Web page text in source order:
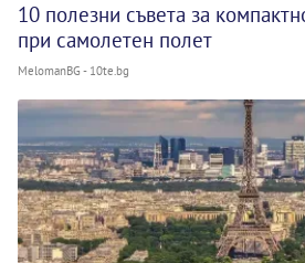
10 полезни съвета за
при самолетен полет
MelomanBG - 10te.bg